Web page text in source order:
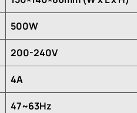
500W
200-240V
4A
47~63Hz